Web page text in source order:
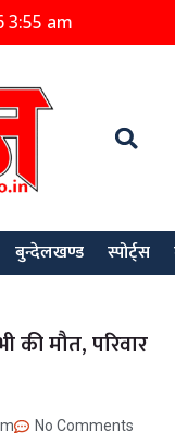
3:55 am
बुन्देलखण्ड स्पोर्ट्स
की मौत, परिवार
No Comments